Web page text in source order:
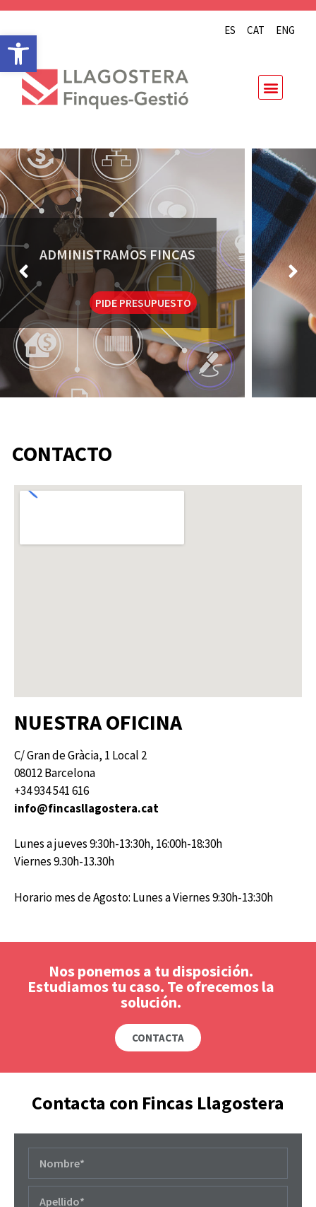
Abrir barra de herramientas ES CAT ENG
ASESORÍA CONTABLE, LABORAL,
JURÍDICA Y FISCAL
PIDE PRESUPUESTO
CONTACTO
NUESTRA OFICINA
C/ Gran de Gràcia, 1 Local 2
08012 Barcelona
+34 934 541 616
info@fincasllagostera.cat
Lunes a jueves 9:30h-13:30h, 16:00h-18:30h
Viernes 9.30h-13.30h
Horario mes de Agosto: Lunes a Viernes 9:30h-13:30h
Nos ponemos a tu disposición.
Estudiamos tu caso. Te ofrecemos la
solución.
CONTACTA
Contacta con Fincas Llagostera